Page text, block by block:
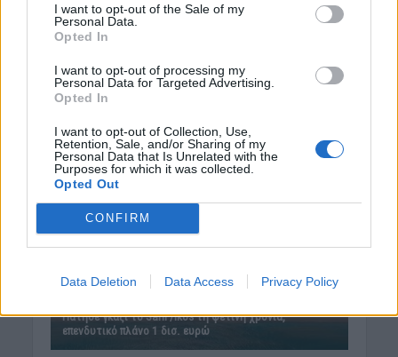
I want to opt-out of the Sale of my
Personal Data.
Opted In
I want to opt-out of processing my
Personal Data for Targeted Advertising.
Opted In
I want to opt-out of Collection, Use,
Retention, Sale, and/or Sharing of my
Personal Data that Is Unrelated with the
Purposes for which it was collected.
Opted Out
CONFIRM
Data Deletion Data Access Privacy Policy